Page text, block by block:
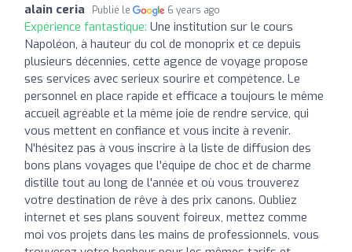
alain ceria Publié le 6 years ago
Expérience fantastique: Une institution sur le cours
Napoléon, à hauteur du col de monoprix et ce depuis
plusieurs décennies, cette agence de voyage propose
ses services avec serieux sourire et compétence. Le
personnel en place rapide et efficace a toujours le même
accueil agréable et la même joie de rendre service, qui
vous mettent en confiance et vous incite à revenir.
N'hésitez pas à vous inscrire à la liste de diffusion des
bons plans voyages que l'équipe de choc et de charme
distille tout au long de l'année et où vous trouverez
votre destination de rêve à des prix canons. Oubliez
internet et ses plans souvent foireux, mettez comme
moi vos projets dans les mains de professionnels, vous